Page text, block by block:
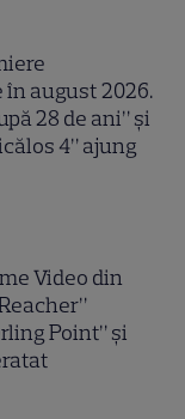
august 2026.
28 de ani” și
4” ajung
Video din
Point” și